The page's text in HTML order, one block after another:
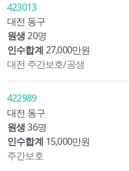
423013
대전 동구
원생 20명
인수합계27,000만원
대전 주간보호/공생
422989
대전 동구
원생 36명
인수합계 15,000만원
주간보호